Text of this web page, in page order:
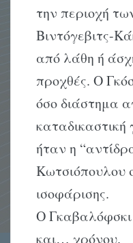
την περιοχή
Bιντόγεβιτς-
από λάθη ή
προχθές. O
όσο διάστημα
ήταν η
Kωτσιόπουλου
ισοφάρισης.
O
και… χρόνου.